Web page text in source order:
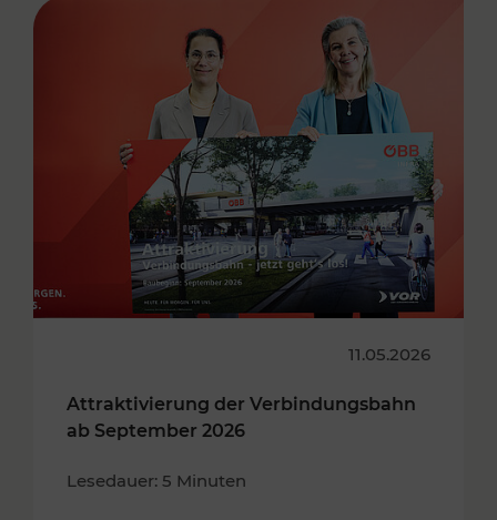
11.05.2026
Attraktivierung der Verbindungsbahn
ab September 2026
Lesedauer: 5 Minuten